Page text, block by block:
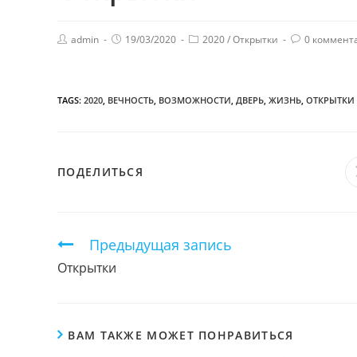
admin 19/03/2020 2020/Открытки 0
TAGS: 2020 ВЕЧНОСТЬ ВОЗМОЖНОСТИ ДВЕРЬ ЖИЗНЬ ОТКРЫТКИ
ПОДЕЛИТЬСЯ
Продолжить
чтение
Предыдущая запись
Открытки
ВАМ ТАКЖЕ МОЖЕТ ПОНРАВИТЬСЯ